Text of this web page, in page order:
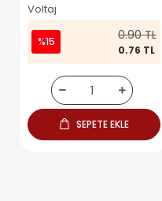
Voltaj
%15 0.90 TL
0.76 TL
SEPETE EKLE